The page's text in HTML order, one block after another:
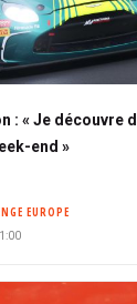
: « Je découvre
end »
EUROPE